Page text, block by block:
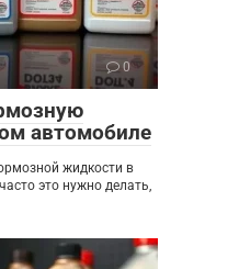
0
автомобиле
жидкости в
это нужно делать,